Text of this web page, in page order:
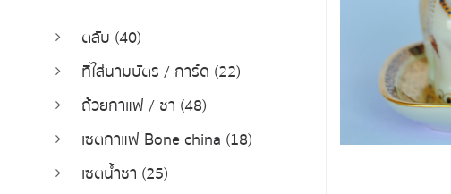
ตลับ (40)
ที่ใส่นามบัตร / การ์ด (22)
ถ้วยกาแฟ / ชา (48)
เซตกาแฟ Bone china (18)
เซตน้ำชา (25)